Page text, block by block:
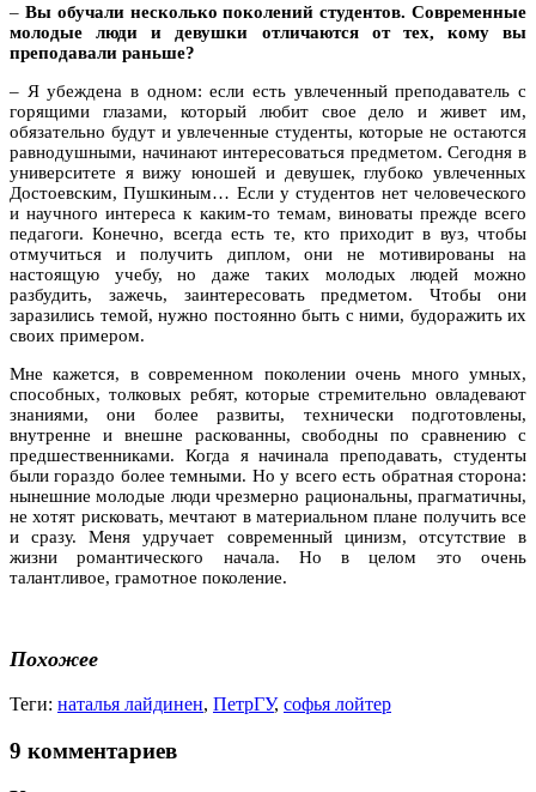
– Вы обучали несколько поколений студентов. Современные
молодые люди и девушки отличаются от тех, кому вы
преподавали раньше?
– Я убеждена в одном: если есть увлеченный преподаватель с
горящими глазами, который любит свое дело и живет им,
обязательно будут и увлеченные студенты, которые не остаются
равнодушными, начинают интересоваться предметом. Сегодня в
университете я вижу юношей и девушек, глубоко увлеченных
Достоевским, Пушкиным… Если у студентов нет человеческого
и научного интереса к каким-то темам, виноваты прежде всего
педагоги. Конечно, всегда есть те, кто приходит в вуз, чтобы
отмучиться и получить диплом, они не мотивированы на
настоящую учебу, но даже таких молодых людей можно
разбудить, зажечь, заинтересовать предметом. Чтобы они
заразились темой, нужно постоянно быть с ними, будоражить их
своих примером.
Мне кажется, в современном поколении очень много умных,
способных, толковых ребят, которые стремительно овладевают
знаниями, они более развиты, технически подготовлены,
внутренне и внешне раскованны, свободны по сравнению с
предшественниками. Когда я начинала преподавать, студенты
были гораздо более темными. Но у всего есть обратная сторона:
нынешние молодые люди чрезмерно рациональны, прагматичны,
не хотят рисковать, мечтают в материальном плане получить все
и сразу. Меня удручает современный цинизм, отсутствие в
жизни романтического начала. Но в целом это очень
талантливое, грамотное поколение.
Похожее
Теги: наталья лайдинен, ПетрГУ, софья лойтер
9 комментариев